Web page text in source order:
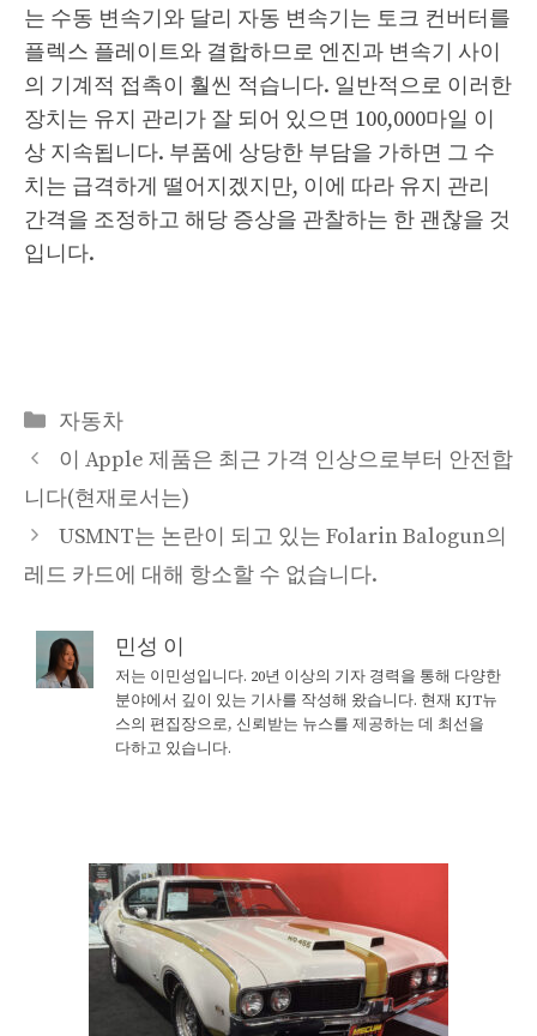
는 수동 변속기와 달리 자동 변속기는 토크 컨버터를
플렉스 플레이트와 결합하므로 엔진과 변속기 사이
의 기계적 접촉이 훨씬 적습니다. 일반적으로 이러한
장치는 유지 관리가 잘 되어 있으면 100,000마일 이
상 지속됩니다. 부품에 상당한 부담을 가하면 그 수
치는 급격하게 떨어지겠지만, 이에 따라 유지 관리
간격을 조정하고 해당 증상을 관찰하는 한 괜찮을 것
입니다.
Categories
자동차
이 Apple 제품은 최근 가격 인상으로부터 안전합
니다(현재로서는)
USMNT는 논란이 되고 있는 Folarin Balogun의
레드 카드에 대해 항소할 수 없습니다.
민성 이
저는 이민성입니다. 20년 이상의 기자 경력을 통해 다양한
분야에서 깊이 있는 기사를 작성해 왔습니다. 현재 KJT뉴
스의 편집장으로, 신뢰받는 뉴스를 제공하는 데 최선을
다하고 있습니다.